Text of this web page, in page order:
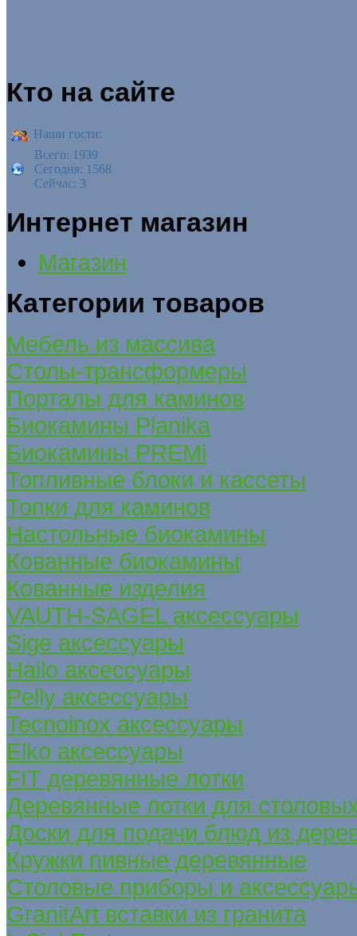
Кто на сайте
Наши гости:
Всего: 1939
Сегодня: 1568
Сейчас: 3
Интернет магазин
Магазин
Категории товаров
Мебель из массива
Столы-трансформеры
Порталы для каминов
Биокамины Planika
Биокамины PREMi
Топливные блоки и кассеты
Топки для каминов
Настольные биокамины
Кованные биокамины
Кованные изделия
VAUTH-SAGEL аксессуары
Sige аксессуары
Hailo аксессуары
Pelly аксессуары
Tecnoinox аксессуары
Elko аксессуары
FIT деревянные лотки
Деревянные лотки для
Доски для подачи блюд из
Кружки пивные деревянные
Столовые приборы и
GranitArt вставки из гранита